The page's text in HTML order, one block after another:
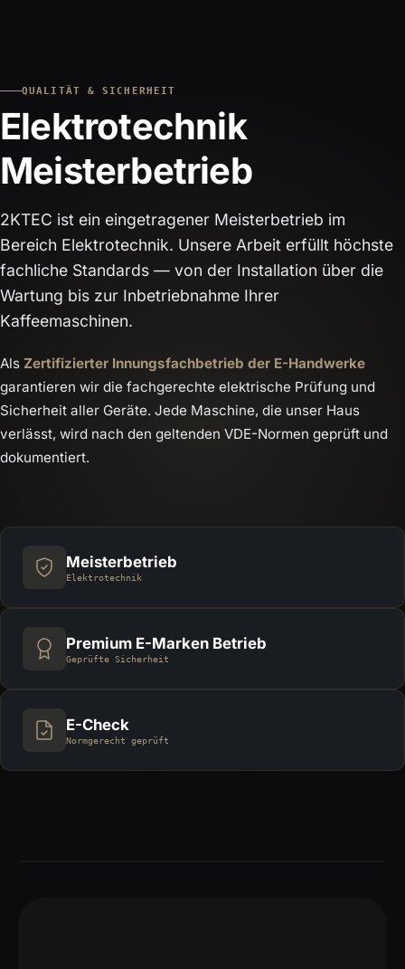
QUALITÄT & SICHERHEIT
Elektrotechnik
Meisterbetrieb
2KTEC ist ein eingetragener Meisterbetrieb im
Bereich Elektrotechnik. Unsere Arbeit erfüllt höchste
fachliche Standards — von der Installation über die
Wartung bis zur Inbetriebnahme Ihrer
Kaffeemaschinen.
Als Zertifizierter Innungsfachbetrieb der E-Handwerke
garantieren wir die fachgerechte elektrische Prüfung und
Sicherheit aller Geräte. Jede Maschine, die unser Haus
verlässt, wird nach den geltenden VDE-Normen geprüft und
dokumentiert.
Meisterbetrieb
Elektrotechnik
Premium E-Marken Betrieb
Geprüfte Sicherheit
E-Check
Normgerecht geprüft